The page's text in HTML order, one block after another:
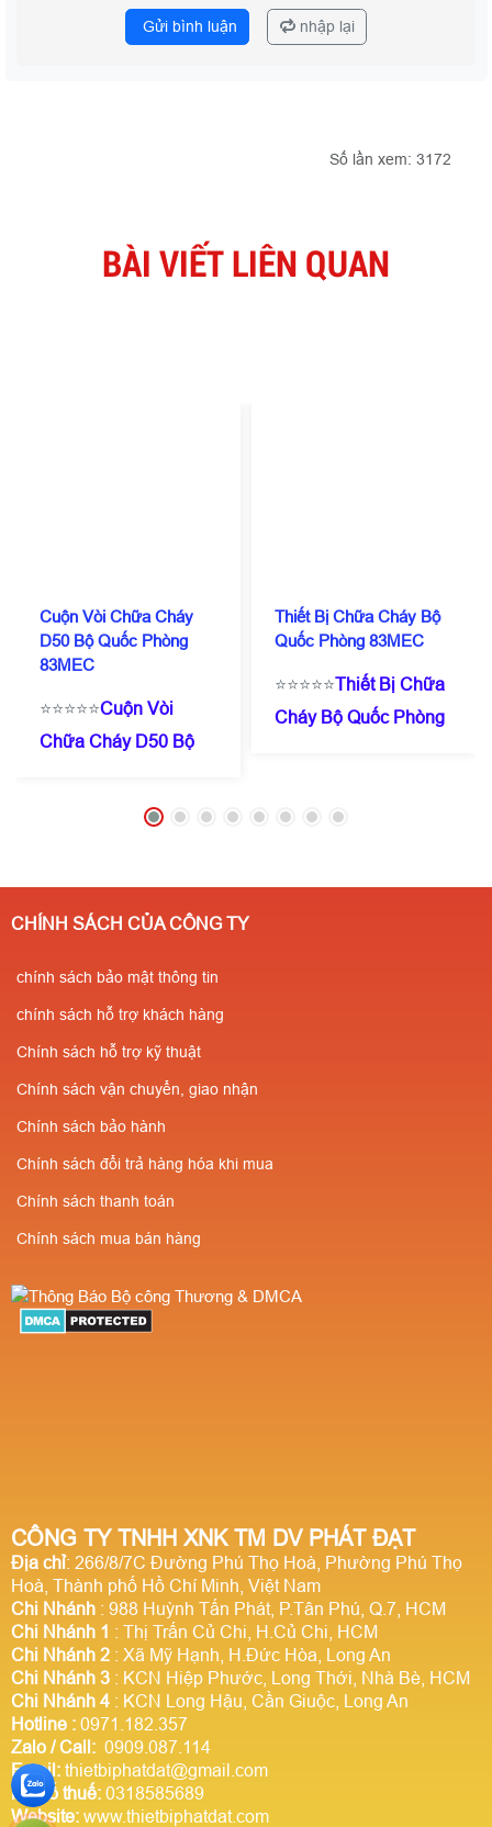
Gửi bình luận nhập lại
Số lần xem: 3172
BÀI VIẾT LIÊN QUAN
Cuộn Vòi Chữa Cháy
D50 Bộ Quốc Phòng
83MEC
⭐⭐⭐⭐⭐Cuộn Vòi
Chữa Cháy D50 Bộ
0909 087
kiểm định
PCCC✔️Sẵn
Số lượng càng nhiều
giá càng rẻ ✔️Chiết
khấu cao cho người
giới thiệu
Thiết Bị Chữa Cháy Bộ
Quốc Phòng 83MEC
⭐⭐⭐⭐⭐Thiết Bị Chữa
Cháy Bộ Quốc Phòng
182 357⭐Giá chỉ từ
CÔNG TY TNHH XNK TM DV PHÁT ĐẠT
Địa chỉ: 266/8/7C Đường Phú Thọ Hoà, Phường Phú Thọ
Hoà, Thành phố Hồ Chí Minh, Việt Nam
Chi Nhánh : 988 Huỳnh Tấn Phát, P.Tân Phú, Q.7, HCM
Chi Nhánh 1 : Thị Trấn Củ Chi, H.Củ Chi, HCM
Chi Nhánh 2 : Xã Mỹ Hạnh, H.Đức Hòa, Long An
Chi Nhánh 3 : KCN Hiệp Phước, Long Thới, Nhà Bè, HCM
Chi Nhánh 4 : KCN Long Hậu, Cần Giuộc, Long An
Hotline : 0971.182.357
Zalo / Call: 0909.087.114
Email: thietbiphatdat@gmail.com
Mã số thuế: 0318585689
Website: www.thietbiphatdat.com
CHÍNH SÁCH CỦA CÔNG TY
chính sách bảo mật thông tin
chính sách hỗ trợ khách hàng
Chính sách hỗ trợ kỹ thuật
Chính sách vận chuyển, giao nhận
Chính sách bảo hành
Chính sách đổi trả hàng hóa khi mua
Chính sách thanh toán
Chính sách mua bán hàng